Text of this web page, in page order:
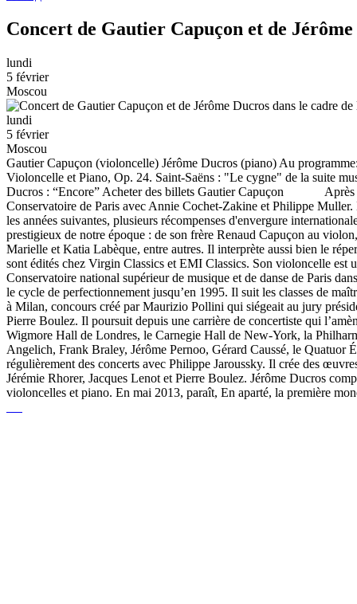
Concert de Gautier Capuçon et de
lundi
5 février
Moscou
lundi
5 février
Moscou
Gautier Capuçon (violoncelle) Jérôme Ducros (piano) Au
Violoncelle et Piano, Op. 24. Saint-Saëns : "Le cygne" de la suite
Ducros : “Encore” Acheter des billets Gautier Capuçon Après
Conservatoire de Paris avec Annie Cochet-Zakine et Philippe
les années suivantes, plusieurs récompenses d'envergure
prestigieux de notre époque : de son frère Renaud Capuçon au
Marielle et Katia Labèque, entre autres. Il interprète aussi bien le
sont édités chez Virgin Classics et EMI Classics. Son violoncelle
Conservatoire national supérieur de musique et de danse de Paris
le cycle de perfectionnement jusqu’en 1995. Il suit les classes de
à Milan, concours créé par Maurizio Pollini qui siégeait au jury
Pierre Boulez. Il poursuit depuis une carrière de concertiste qui
Wigmore Hall de Londres, le Carnegie Hall de New-York, la
Angelich, Frank Braley, Jérôme Pernoo, Gérard Caussé, le
régulièrement des concerts avec Philippe Jaroussky. Il crée des
Jérémie Rhorer, Jacques Lenot et Pierre Boulez. Jérôme Ducros
violoncelles et piano. En mai 2013, paraît, En aparté, la première